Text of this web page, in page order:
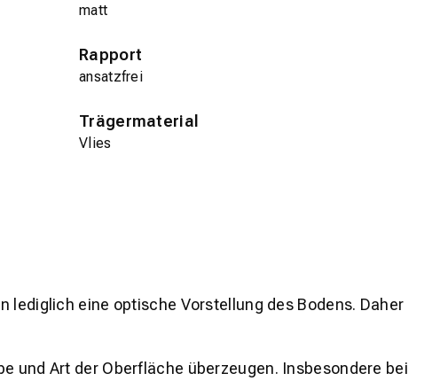
matt
Rapport
ansatzfrei
Trägermaterial
Vlies
lediglich eine optische Vorstellung des Bodens. Daher
und Art der Oberfläche überzeugen. Insbesondere bei